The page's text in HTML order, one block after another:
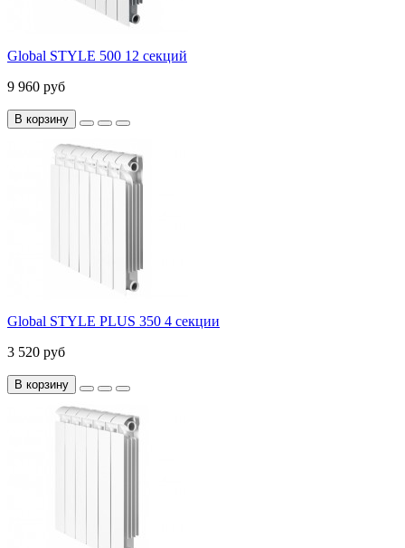
Global STYLE 500 12 секций
9 960 руб
В корзину
Global STYLE PLUS 350 4 секции
3 520 руб
В корзину